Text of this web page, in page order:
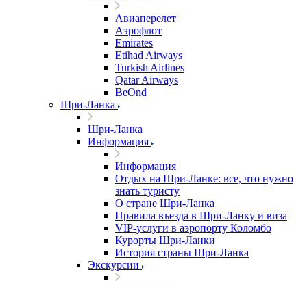
Авиаперелет
Аэрофлот
Emirates
Etihad Airways
Turkish Airlines
Qatar Airways
BeOnd
Шри-Ланка
Шри-Ланка
Информация
Информация
Отдых на Шри-Ланке: все, что нужно
знать туристу
О стране Шри-Ланка
Правила въезда в Шри-Ланку и виза
VIP-услуги в аэропорту Коломбо
Курорты Шри-Ланки
История страны Шри-Ланка
Экскурсии